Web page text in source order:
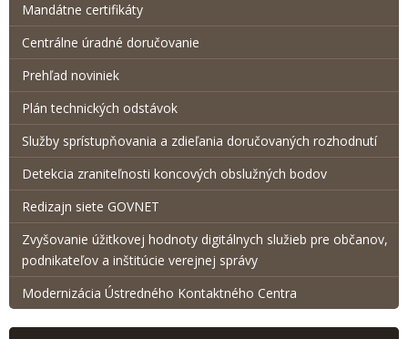
Mandátne certifikáty
Centrálne úradné doručovanie
Prehľad noviniek
Plán technických odstávok
Služby sprístupňovania a zdieľania doručovaných rozhodnutí
Detekcia zraniteľnosti koncových obslužných bodov
Redizajn siete GOVNET
Zvyšovanie úžitkovej hodnoty digitálnych služieb pre občanov,
podnikateľov a inštitúcie verejnej správy
Modernizácia Ústredného Kontaktného Centra